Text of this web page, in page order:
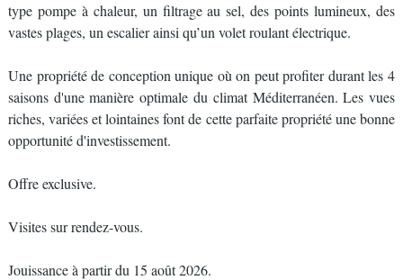
type pompe à chaleur, un filtrage au sel, des points lumineux, des
vastes plages, un escalier ainsi qu’un volet roulant électrique.
Une propriété de conception unique où on peut profiter durant les 4
saisons d'une manière optimale du climat Méditerranéen. Les vues
riches, variées et lointaines font de cette parfaite propriété une bonne
opportunité d'investissement.
Offre exclusive.
Visites sur rendez-vous.
Jouissance à partir du 15 août 2026.